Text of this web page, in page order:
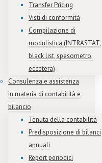
Transfer Pricing
Visti di conformità
Compilazione di
modulistica (INTRASTAT,
black list, spesometro,
eccetera)
Consulenza e assistenza
in materia di contabilità e
bilancio
Tenuta della contabilità
Predisposizione di bilanci
annuali
Report periodici